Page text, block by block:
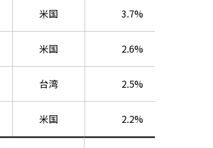
米国 3.7%
米国 2.6%
台湾 2.5%
米国 2.2%